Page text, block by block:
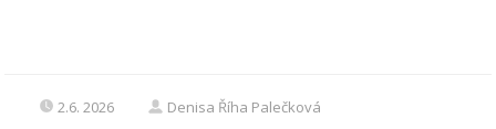
2.6. 2026 Denisa Říha Palečková